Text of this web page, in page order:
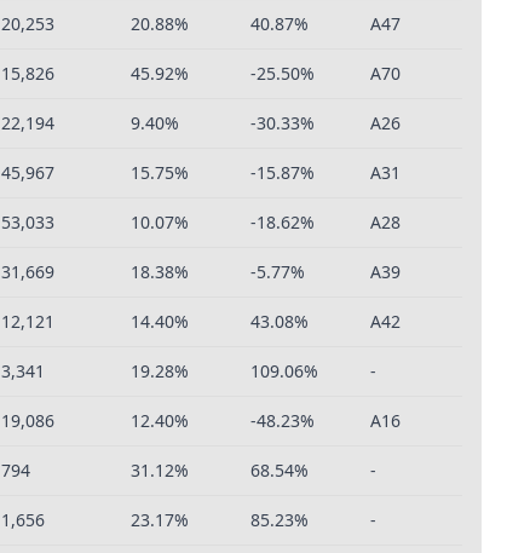
20,253 20.88% 40.87% A47
15,826 45.92% -25.50% A70
22,194 9.40% -30.33% A26
45,967 15.75% -15.87% A31
53,033 10.07% -18.62% A28
31,669 18.38% -5.77% A39
12,121 14.40% 43.08% A42
3,341 19.28% 109.06% -
19,086 12.40% -48.23% A16
794 31.12% 68.54% -
1,656 23.17% 85.23% -